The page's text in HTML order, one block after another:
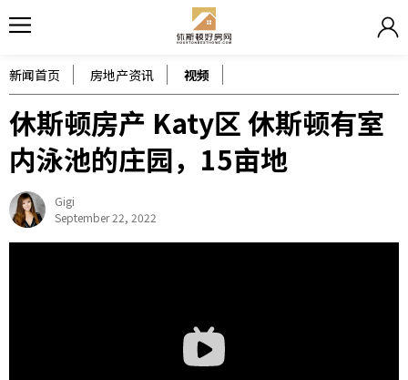
新闻首页 房地产资讯 视频
休斯顿房产 Katy区 休斯顿有室
内泳池的庄园，15亩地
Gigi
September 22, 2022